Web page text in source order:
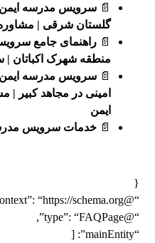
📄سرویس مدرسه ایمن
گلستان شرقی |
📄راهنمای جامع
منطقه شهرک اکباتان
📄سرویس مدرسه ایمن
امینی در مجاهد کبیر
ایمن
📄خدمات سرویس
{
“@context”: “https://schema.org”,
“@type”: “FAQPage”,
“mainEntity”: [